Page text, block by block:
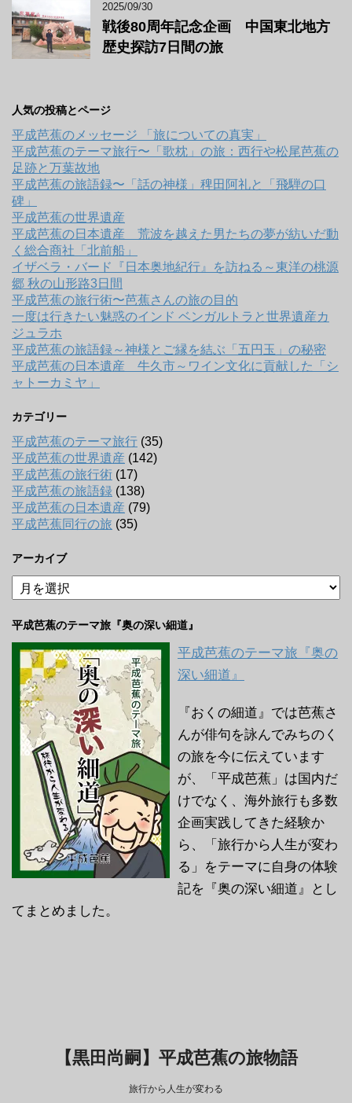
2025/09/30
戦後80周年記念企画 中国東北地方
歴史探訪7日間の旅
人気の投稿とページ
平成芭蕉のメッセージ 「旅についての真実」
平成芭蕉のテーマ旅行〜「歌枕」の旅：西行や松尾芭蕉の
足跡と万葉故地
平成芭蕉の旅語録〜「話の神様」稗田阿礼と「飛騨の口
碑」
平成芭蕉の世界遺産
平成芭蕉の日本遺産 荒波を越えた男たちの夢が紡いだ動
く総合商社「北前船」
イザベラ・バード『日本奥地紀行』を訪ねる～東洋の桃源
郷 秋の山形路3日間
平成芭蕉の旅行術〜芭蕉さんの旅の目的
一度は行きたい魅惑のインド ベンガルトラと世界遺産カ
ジュラホ
平成芭蕉の旅語録～神様とご縁を結ぶ「五円玉」の秘密
平成芭蕉の日本遺産 牛久市～ワイン文化に貢献した「シ
ャトーカミヤ」
カテゴリー
平成芭蕉のテーマ旅行 (35)
平成芭蕉の世界遺産 (142)
平成芭蕉の旅行術 (17)
平成芭蕉の旅語録 (138)
平成芭蕉の日本遺産 (79)
平成芭蕉同行の旅 (35)
アーカイブ
ア
ー
イ
ブ
平成芭蕉のテーマ旅『奥の深い細道』
平成芭蕉のテーマ旅『奥の
深い細道』
『おくの細道』では芭蕉さ
んが俳句を詠んでみちのく
の旅を今に伝えています
が、「平成芭蕉」は国内だ
けでなく、海外旅行も多数
企画実践してきた経験か
ら、「旅行から人生が変わ
る」をテーマに自身の体験
記を『奥の深い細道』とし
てまとめました。
【黒田尚嗣】平成芭蕉の旅物語
旅行から人生が変わる